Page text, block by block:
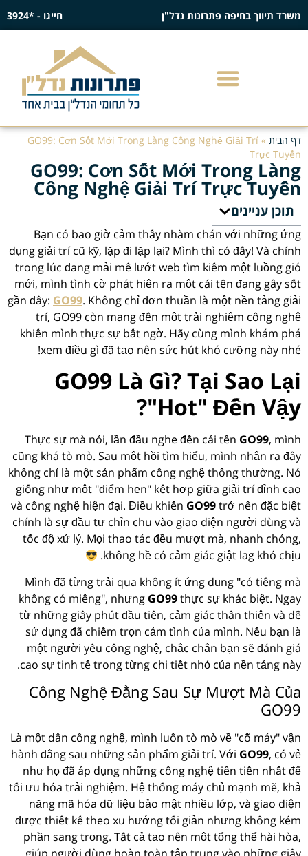
משרד תיווך בחיפה פתרונות נדל"ן חייגו - *3924
דף הבית »
GO99: Cơn Sốt Mới Trong Làng Công Nghệ Giải Trí
Trực Tuyến
GO99: Cơn Sốt Mới Trong Làng
Công Nghệ Giải Trí Trực Tuyến
תוכן עניינים
Bạn có bao giờ cảm thấy nhàm chán với những ứng
dụng giải trí cũ kỹ, lặp đi lặp lại? Mình thì có đấy! Và chính
trong lúc đang mải mê lướt web tìm kiếm một luồng gió
mới, mình tình cờ phát hiện ra một cái tên đang gây sốt
gần đây: GO99. Không chỉ đơn thuần là một nền tảng giải
trí, GO99 còn mang đến một trải nghiệm công nghệ
khiến mình thực sự bất ngờ. Hãy cùng mình khám phá
xem điều gì đã tạo nên sức hút khó cưỡng này nhé!
GO99 Là Gì? Tại Sao Lại
"Hot" Đến Vậy?
Thực sự mà nói, lần đầu nghe đến cái tên GO99, mình
cũng khá tò mò. Sau một hồi tìm hiểu, mình nhận ra đây
không chỉ là một sản phẩm công nghệ thông thường. Nó
giống như một "điểm hẹn" kết hợp giữa giải trí đỉnh cao
và công nghệ hiện đại. Điều khiến GO99trở nên đặc biệt
chính là sự đầu tư chỉn chu vào giao diện người dùng và
tốc độ xử lý. Mọi thao tác đều mượt mà, nhanh chóng,
không hề có cảm giác giật lag khó chịu.
Mình đã từng trải qua không ít ứng dụng "có tiếng mà
không có miếng", nhưng GO99thực sự khác biệt. Ngay
từ những giây phút đầu tiên, cảm giác thân thiện và dễ
sử dụng đã chiếm trọn cảm tình của mình. Nếu bạn là
một người yêu công nghệ, chắc chắn bạn sẽ đánh giá
cao sự tinh tế trong từng chi tiết nhỏ của nền tảng này.
Công Nghệ Đằng Sau Sự Mượt Mà Của
GO99
Là một dân công nghệ, mình luôn tò mò về "cỗ máy" vận
hành đằng sau những sản phẩm giải trí. Với GO99, có vẻ
như họ đã áp dụng những công nghệ tiên tiến nhất để
tối ưu hóa trải nghiệm. Hệ thống máy chủ mạnh mẽ, khả
năng mã hóa dữ liệu bảo mật nhiều lớp, và giao diện
được thiết kế theo xu hướng tối giản nhưng không kém
phần sang trọng. Tất cả tạo nên một tổng thể hài hòa,